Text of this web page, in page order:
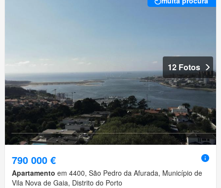
12 Fotos
790 000 €
Apartamento em 4400, São Pedro da Afurada, Município de
Vila Nova de Gaia, Distrito do Porto